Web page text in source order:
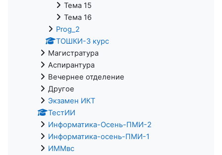
Тема 15
Тема 16
Prog_2
ТОШКИ-3 курс
Магистратура
Аспирантура
Вечернее отделение
Другое
Экзамен ИКТ
ТестИИ
Информатика-Осень-ПМИ-2
Информатика-осень-ПМИ-1
ИММвс